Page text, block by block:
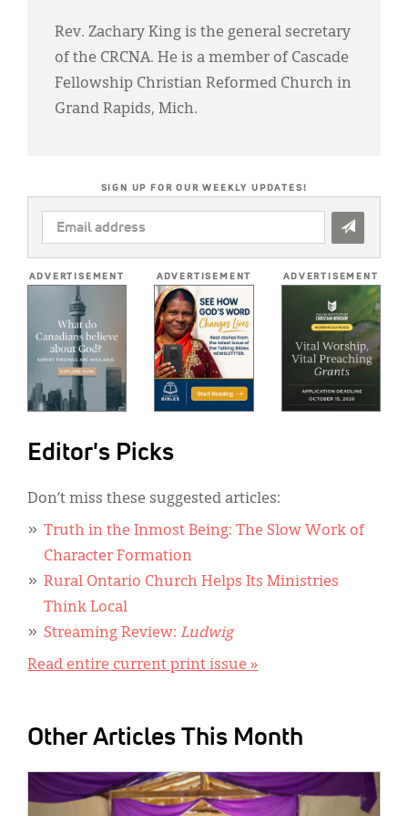
Rev. Zachary King is the general secretary
of the CRCNA. He is a member of Cascade
Fellowship Christian Reformed Church in
Grand Rapids, Mich.
SIGN UP FOR OUR WEEKLY UPDATES!
EMAIL
ADDRESS
ADVERTISEMENT ADVERTISEMENT ADVERTISEMENT
Editor's Picks
Don’t miss these suggested articles:
Truth in the Inmost Being: The Slow Work of
Character Formation
Rural Ontario Church Helps Its Ministries
Think Local
Streaming Review: Ludwig
Read entire current print issue »
Other Articles This Month